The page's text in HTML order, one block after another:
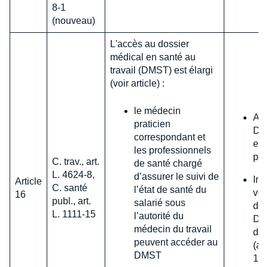
8-1
(nouveau)
Article
16
C. trav., art.
L. 4624-8,
C. santé
publ., art.
L. 1111-15
L'accès au dossier
médical en santé au
travail (DMST) est élargi
(voir article) :
le médecin
praticien
correspondant et
les professionnels
de santé chargé
d’assurer le suivi de
l’état de santé du
salarié sous
l’autorité du
médecin du travail
peuvent accéder au
DMST
en
de